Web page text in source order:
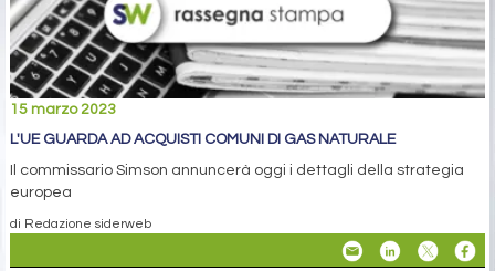
15 marzo 2023
L'UE GUARDA AD ACQUISTI COMUNI DI GAS NATURALE
Il commissario Simson annuncerà oggi i dettagli della strategia
europea
di Redazione siderweb